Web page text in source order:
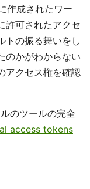
作成されたワー
許可されたアクセ
トの振る舞いをし
のかがわからない
アクセス権を確認
のツールの完全
access tokens